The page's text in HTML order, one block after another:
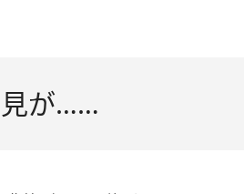
見が……